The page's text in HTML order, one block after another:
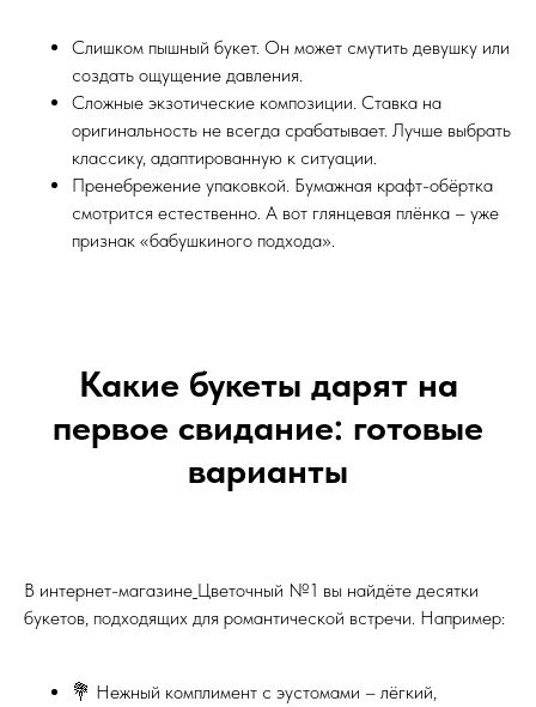
Слишком пышный букет. Он может смутить девушку или
создать ощущение давления.
Сложные экзотические композиции. Ставка на
оригинальность не всегда срабатывает. Лучше выбрать
классику, адаптированную к ситуации.
Пренебрежение упаковкой. Бумажная крафт-обёртка
смотрится естественно. А вот глянцевая плёнка – уже
признак «бабушкиного подхода».
Какие букеты дарят на
первое свидание: готовые
варианты
В интернет-магазине Цветочный №1 вы найдёте десятки
букетов, подходящих для романтической встречи. Например:
💐 Нежный комплимент с эустомами – лёгкий,